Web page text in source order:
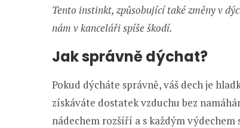
Tento instinkt, způsobující také změny v
nám v kanceláři spíše škodí.
Jak správně dýchat?
Pokud dýcháte správně, váš dech je
získáváte dostatek vzduchu bez
nádechem rozšíří a s každým